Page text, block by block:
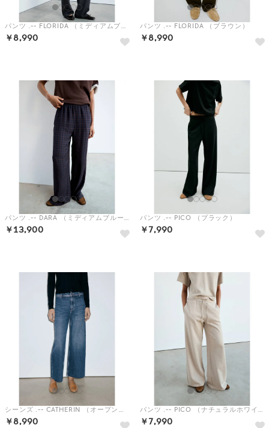
パンツ .-- FLORIDA （ミディアムブルー）
￥8,990
パンツ .-- FLORIDA （ブラウン）
￥8,990
パンツ .-- DARA （ミディアムブルー）
￥13,900
パンツ .-- PICO （ブラック）
￥7,990
シーンズ .-- CATHERIN （オープンブルー）
￥8,990
パンツ .-- PICO （ナチュラルホワイト）
￥7,990